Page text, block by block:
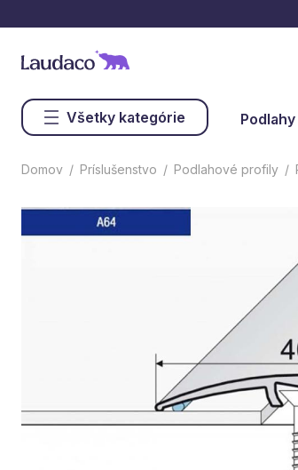
Všetky kategórie Podlahy
Domov Príslušenstvo Podlahové profily